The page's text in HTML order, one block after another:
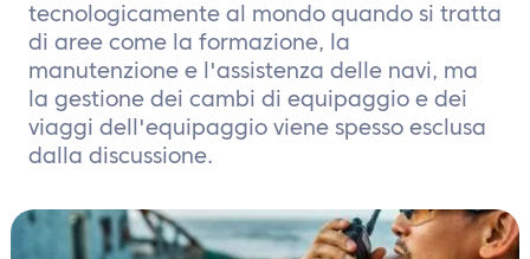
TravelHub Login
Cerca
Contattaci
IT
tecnologicamente al mondo quando si tratta
di aree come la formazione, la
manutenzione e l'assistenza delle navi, ma
la gestione dei cambi di equipaggio e dei
viaggi dell'equipaggio viene spesso esclusa
dalla discussione.